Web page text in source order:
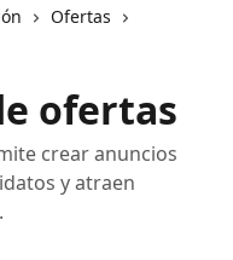
Ofertas
ofertas
crear anuncios
y atraen